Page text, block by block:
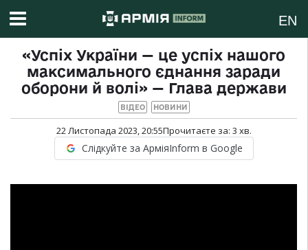
EN
«Успіх України — це успіх нашого
максимального єднання заради
оборони й волі» — Глава держави
ВІДЕО НОВИНИ
22 Листопада 2023, 20:55Прочитаєте за: 3 хв.
Слідкуйте за АрміяInform в Google